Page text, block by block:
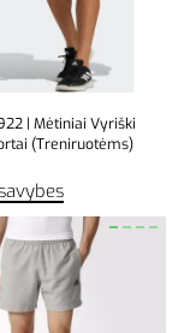
| Mėtiniai Vyriški
(Treniruotėms)